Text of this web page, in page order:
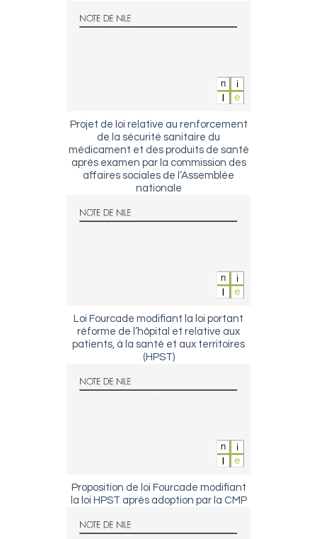
Projet de loi relative au renforcement
de la sécurité sanitaire du
médicament et des produits de santé
après examen par la commission des
affaires sociales de l’Assemblée
nationale
Loi Fourcade modifiant la loi portant
réforme de l’hôpital et relative aux
patients, à la santé et aux territoires
(HPST)
Proposition de loi Fourcade modifiant
la loi HPST après adoption par la CMP